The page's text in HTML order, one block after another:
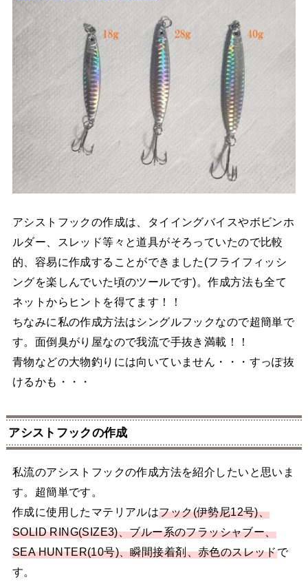
アシストフックの作成は、タイイングバイスやボビンホ
ルダー、スレッド等々と道具がそろっていたので比較
的、容易に作成することができました(フライフィッシ
ングを楽しんでいた頃のツールです)。作成方法も全て
ネットからヒントを得てます！！
ちなみに私の作成方法はシングルフックなので超簡単で
す。面倒臭がり屋なので我流で手抜き満載！！
青物などの大物釣りには向いていません・・・すっぽ抜
けるかも・・・
アシストフックの作成
私流のアシストフックの作成方法を紹介したいと思いま
す。超簡単です。
作成に使用したマテリアルはフック(伊勢尼12号)、
SOLID RING(SIZE3)、ブルー系のフラッシャブー、
SEA HUNTER(10号)、瞬間接着剤、赤色のスレッドで
す。